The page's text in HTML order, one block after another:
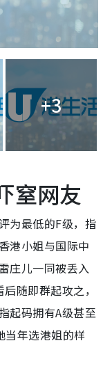
+3
窒网友
为最低的F级，指
港小姐与国际中
庄儿一同被丢入
随即群起攻之，
起码拥有A级甚至
年选港姐的样